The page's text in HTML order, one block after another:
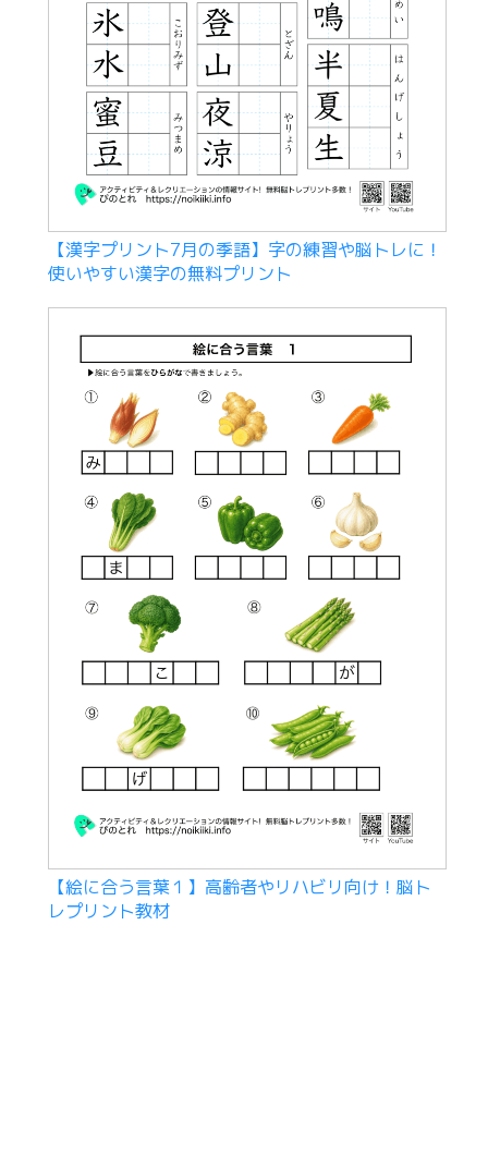
【漢字プリント7月の季語】字の練習や脳トレに！
使いやすい漢字の無料プリント
【絵に合う言葉１】高齢者やリハビリ向け！脳ト
レプリント教材